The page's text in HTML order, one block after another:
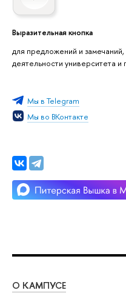
Выразительная кнопка
для предложений и
деятельности университета
Мы в Telegram
Мы во ВКонтакте
О КАМПУСЕ